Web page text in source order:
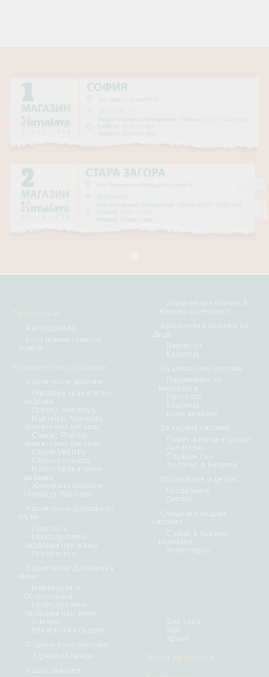
Разпродажба
Купи повече, спести
повече
Хранителни добавки
Himalaya хранителни
добавки
Organic Himalaya
Maharishi Ayurveda
хранителни добавки
Charak Pharma
хранителни добавки
Серия Vedistry
Серия Innoveda
Matxin Хранителни
добавки
Желирани бонбони
Himalaya Wellness
Хранителни Добавки За
Мъже
Простата
Репродуктивни
проблеми при мъже
Потентност
Хранителни Добавки за
Жени
Менопауза и
Остеопороза
Репродуктивни
проблеми при жени
Хормонален баланс &
Женска потентност
Хранителни Добавки За
Деца
Имунитет
Кашлица
За дихателна система
Подсилване на
имунитета
Простуда
Кашлица
Бели дробове
За нервна система
Памет и концентрация
Антистрес
Спокоен сън
За тонус & Енергия
Отслабване и детокс
Отслабване
Детокс
Сърдечно-съдова
система
Сърце & Кръвно
налягане
Холестерол
Анемия
Кръвоносни съдове
Отделителна система
Здрави бъбреци
Храносмилане
Фен зона
Чай
Храни